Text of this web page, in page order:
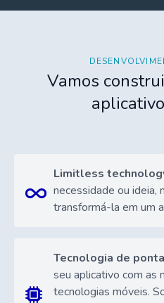
Vamos
Limitless
necessidade ou ideia,
transformá-la em um
Tecnologia de
seu aplicativo com as
tecnologias móveis.